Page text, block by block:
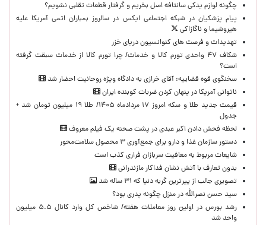
چگونه لوازم یدکی سانتافه اصل بخریم و گرفتار قطعات تقلبی نشویم؟
پیام پزشکیان در شبکه اجتماعی ایکس در سالروز بمباران اتمی آمریکا علیه
هیروشیما و ناگازاکی
تهدیدات و فرصت های کنوانسیون دریای خزر
شکاف ۴۷ واحدی تورم کالا و خدمات/ چرا تورم کالا از خدمات سبقت گرفته
است؟
سخنگوی قوه قضاییه: آقای خرازی به دادگاه ویژه روحانیت احضار شد
ناتوانی آمریکا در پنهان کردن ضربات کوبنده ایران
قیمت جدید طلا و سکه امروز ۱۷ مردادماه ۱۴۰۵/ طلا ۱۹ میلیون تومان شد +
جدول
لحظه‌ فحش دادن اکبر عبدی در پشت صحنه یک فیلم معروف
دستور سازمان غذا و دارو برای جمع‌آوری ۳ محصول سلامت‌محور
شایعات مربوط به معافیت سربازان فراری کذب است
بدون تعارف با آتش نشان فداکار مازندرانی
تصویری جالب از پیرترین گربه دنیا که ۳۱ ساله شد
سید حسن نصرالله در منزل چگونه پدری بود؟
رشد بورس در اولین روز معاملات هفته/ شاخص کل وارد کانال ۵.۵ میلیون
واحد شد